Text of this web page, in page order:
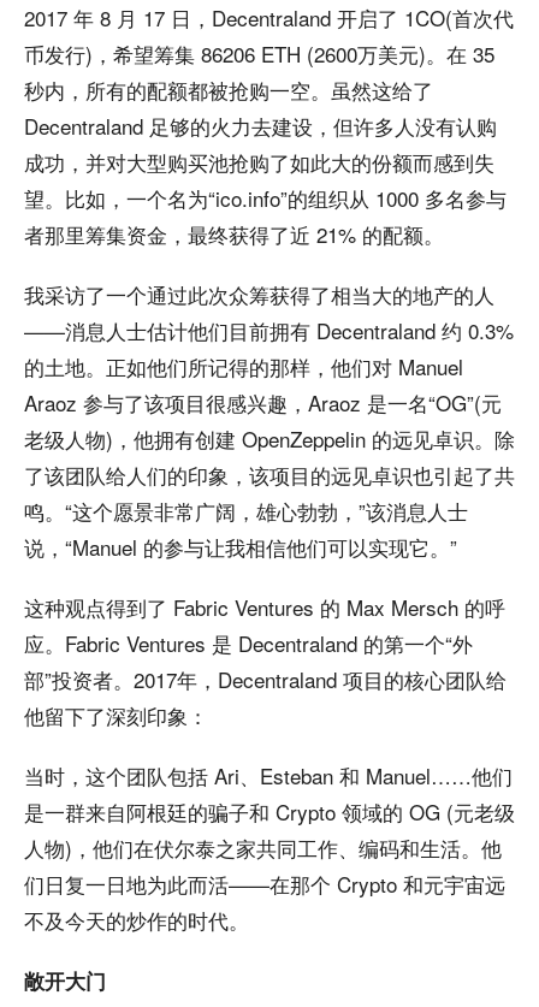
2017 年 8 月 17 日，Decentraland 开启了 1CO(首次代
币发行)，希望筹集 86206 ETH (2600万美元)。在 35
秒内，所有的配额都被抢购一空。虽然这给了
Decentraland 足够的火力去建设，但许多人没有认购
成功，并对大型购买池抢购了如此大的份额而感到失
望。比如，一个名为“ico.info”的组织从 1000 多名参与
者那里筹集资金，最终获得了近 21% 的配额。
我采访了一个通过此次众筹获得了相当大的地产的人
——消息人士估计他们目前拥有 Decentraland 约 0.3%
的土地。正如他们所记得的那样，他们对 Manuel
Araoz 参与了该项目很感兴趣，Araoz 是一名“OG”(元
老级人物)，他拥有创建 OpenZeppelin 的远见卓识。除
了该团队给人们的印象，该项目的远见卓识也引起了共
鸣。“这个愿景非常广阔，雄心勃勃，”该消息人士
说，“Manuel 的参与让我相信他们可以实现它。”
这种观点得到了 Fabric Ventures 的 Max Mersch 的呼
应。Fabric Ventures 是 Decentraland 的第一个“外
部”投资者。2017年，Decentraland 项目的核心团队给
他留下了深刻印象：
当时，这个团队包括 Ari、Esteban 和 Manuel……他们
是一群来自阿根廷的骗子和 Crypto 领域的 OG (元老级
人物)，他们在伏尔泰之家共同工作、编码和生活。他
们日复一日地为此而活——在那个 Crypto 和元宇宙远
不及今天的炒作的时代。
敞开大门